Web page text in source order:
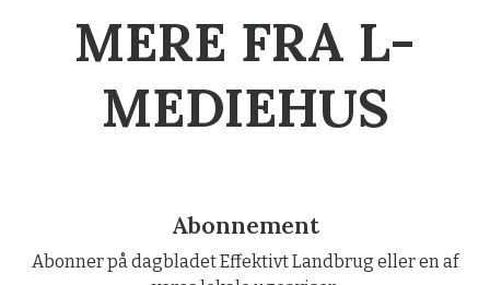
MERE FRA L-
MEDIEHUS
Abonnement
Abonner på dagbladet Effektivt Landbrug eller en af